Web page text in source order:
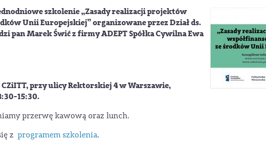
szkolenie „Zasady realizacji projektów
Unii Europejskiej” organizowane przez Dział ds.
pan Marek Świć z firmy ADEPT Spółka Cywilna Ewa
CZiITT, przy ulicy Rektorskiej 4 w Warszawie,
15:30.
przerwę kawową oraz lunch.
z programem szkolenia.